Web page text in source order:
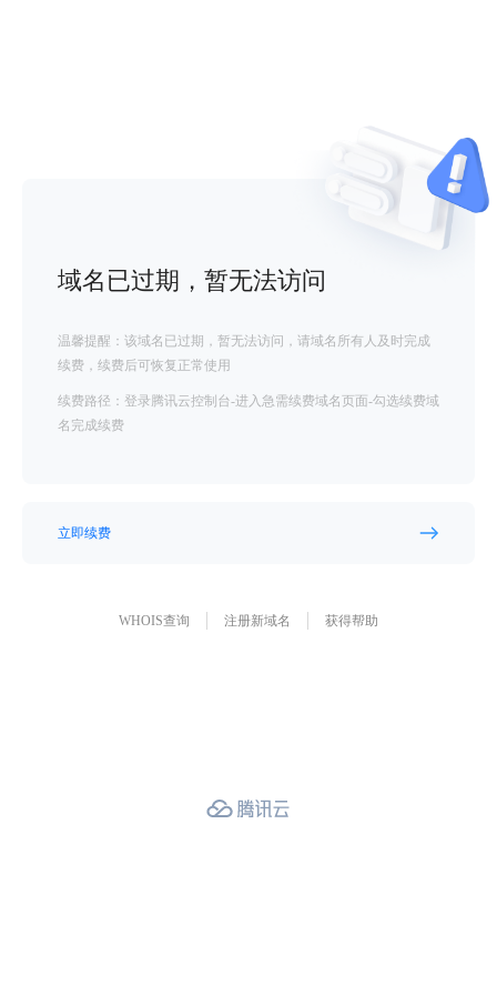
域名已过期，暂无法访问
温馨提醒：该域名已过期，暂无法访问，请域名所有人及时完成
续费，续费后可恢复正常使用
续费路径：登录腾讯云控制台-进入急需续费域名页面-勾选续费域
名完成续费
立即续费
WHOIS查询 注册新域名 获得帮助